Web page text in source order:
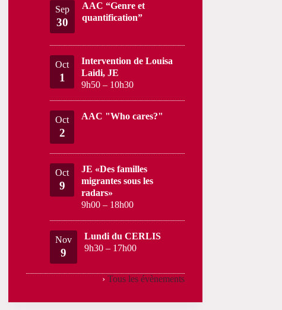
Sep
30
AAC “Genre et
quantification”
Oct
1
Intervention de Louisa
Laidi, JE
9h50 – 10h30
Oct
2
AAC "Who cares?"
Oct
9
JE «Des familles
migrantes sous les
radars»
9h00 – 18h00
Nov
9
Lundi du CERLIS
9h30 – 17h00
› Tous les évènements